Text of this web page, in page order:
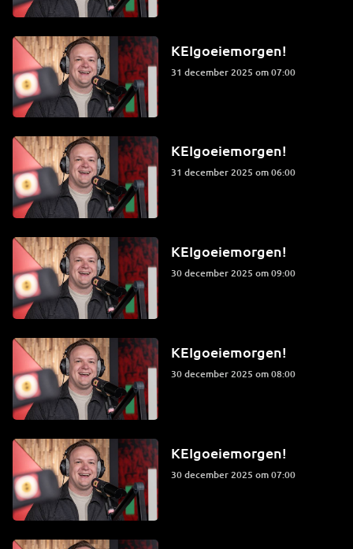
KEIgoeiemorgen!
31 december 2025 om 07:00
KEIgoeiemorgen!
31 december 2025 om 06:00
KEIgoeiemorgen!
30 december 2025 om 09:00
KEIgoeiemorgen!
30 december 2025 om 08:00
KEIgoeiemorgen!
30 december 2025 om 07:00